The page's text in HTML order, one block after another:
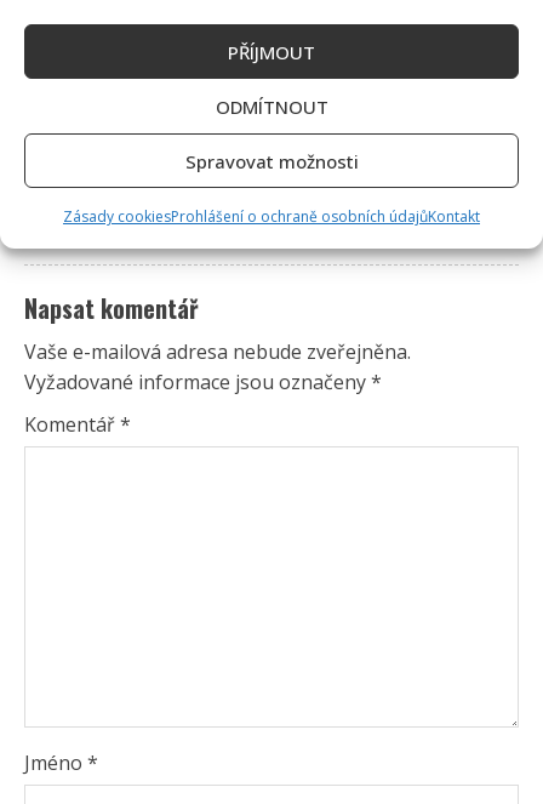
PŘÍJMOUT
ODMÍTNOUT
Spravovat možnosti
Zásady cookiesProhlášení o ochraně osobních údajůKontakt
1 čtenářský názor na “Dalibor Janda musí i v
důchodu stále pracovat. Z přiznané částky by
Zdenek Černil napsal:
1. 3. 2025 (19:11)
Tak uveď kolik tedy máš !
Napsat komentář
Vaše e-mailová adresa nebude zveřejněna.
Vyžadované informace jsou označeny*
Komentář*
Jméno *